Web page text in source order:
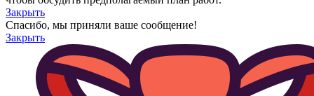
Закрыть
Спасибо, мы приняли ваше сообщение!
Закрыть